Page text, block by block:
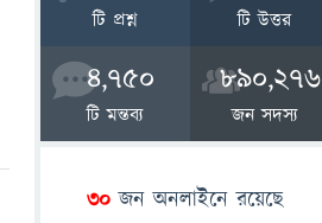
টি প্রশ্ন টি উত্তর
4,750
টি মন্তব্য
890,276
জন সদস্য
30জন অনলাইনে রয়েছে